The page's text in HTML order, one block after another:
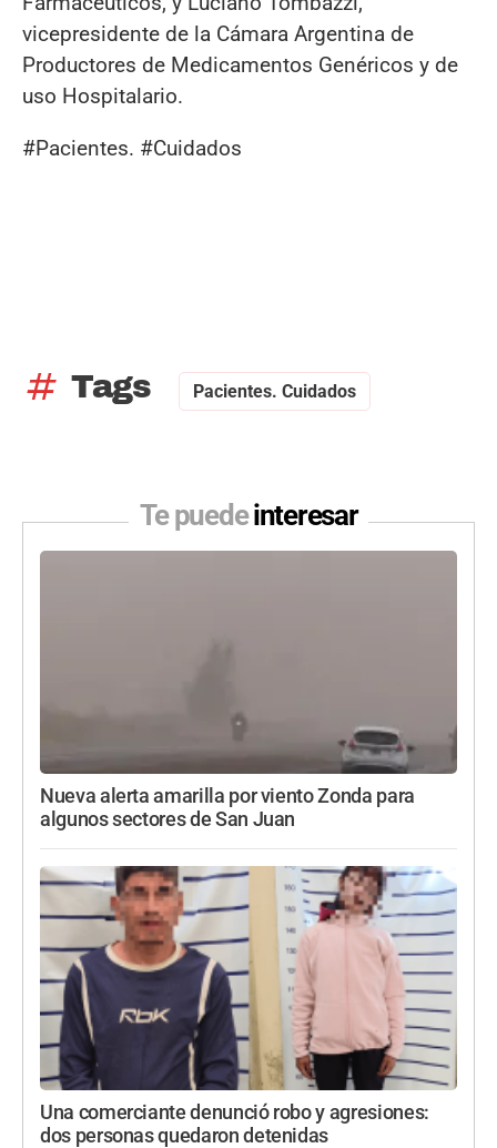
vicepresidente de la Cámara Argentina de
Productores de Medicamentos Genéricos y de
uso Hospitalario.
#Pacientes. #Cuidados
tag Tags Pacientes. Cuidados
Te puedeinteresar
Nueva alerta amarilla por viento Zonda para
algunos sectores de San Juan
Una comerciante denunció robo y agresiones:
dos personas quedaron detenidas